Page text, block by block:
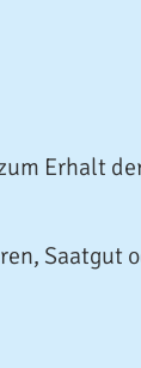
Erhalt
Saatgut